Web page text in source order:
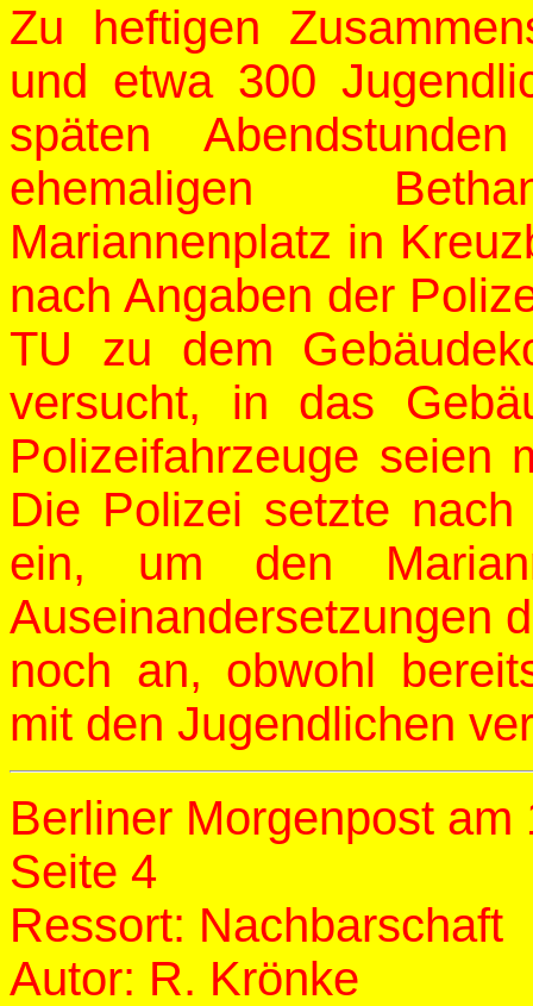
Zu heftigen
und etwa 300
späten
ehemaligen
Mariannenplatz in
nach Angaben der
TU zu dem
versucht, in das
Polizeifahrzeuge seien
Die Polizei setzte nach
ein, um den
Auseinandersetzungen
noch an, obwohl
mit den Jugendlichen
Berliner Morgenpost am
Seite 4
Ressort: Nachbarschaft
Autor: R. Krönke